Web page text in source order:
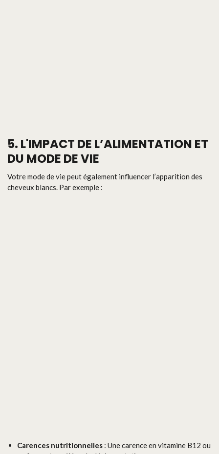
5. L'IMPACT DE L’ALIMENTATION ET
DU MODE DE VIE
Votre mode de vie peut également influencer l’apparition des
cheveux blancs. Par exemple :
Carences nutritionnelles : Une carence en vitamine B12 ou